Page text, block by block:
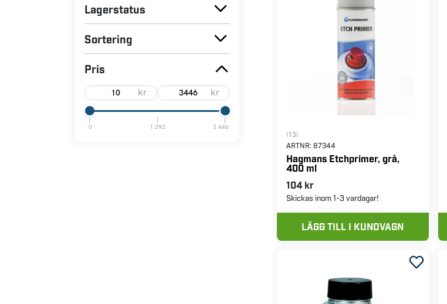
Lagerstatus
Sortering
Pris
kr kr
0 1 292 3 446
(13)
ARTNR: 87344
Hagmans Etchprimer, grå,
400 ml
104 kr
Skickas inom 1-3 vardagar!
LÄGG TILL I KUNDVAGN